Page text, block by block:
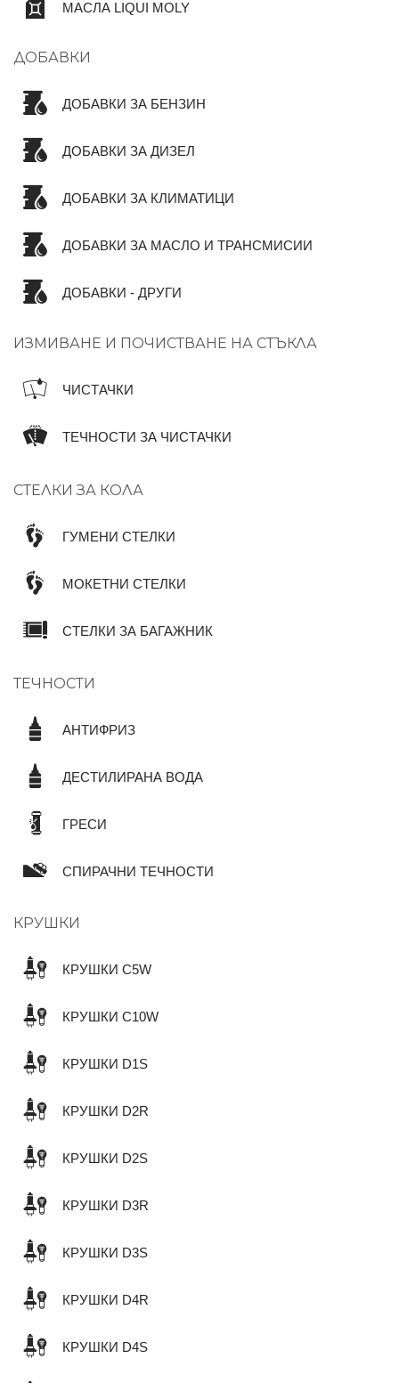
МАСЛА LIQUI MOLY
ДОБАВКИ
ДОБАВКИ ЗА БЕНЗИН
ДОБАВКИ ЗА ДИЗЕЛ
ДОБАВКИ ЗА КЛИМАТИЦИ
ДОБАВКИ ЗА МАСЛО И ТРАНСМИСИИ
ДОБАВКИ - ДРУГИ
ИЗМИВАНЕ И ПОЧИСТВАНЕ НА СТЪКЛА
ЧИСТАЧКИ
ТЕЧНОСТИ ЗА ЧИСТАЧКИ
СТЕЛКИ ЗА КОЛА
ГУМЕНИ СТЕЛКИ
МОКЕТНИ СТЕЛКИ
СТЕЛКИ ЗА БАГАЖНИК
ТЕЧНОСТИ
АНТИФРИЗ
ДЕСТИЛИРАНА ВОДА
ГРЕСИ
СПИРАЧНИ ТЕЧНОСТИ
КРУШКИ
КРУШКИ C5W
КРУШКИ C10W
КРУШКИ D1S
КРУШКИ D2R
КРУШКИ D2S
КРУШКИ D3R
КРУШКИ D3S
КРУШКИ D4R
КРУШКИ D4S